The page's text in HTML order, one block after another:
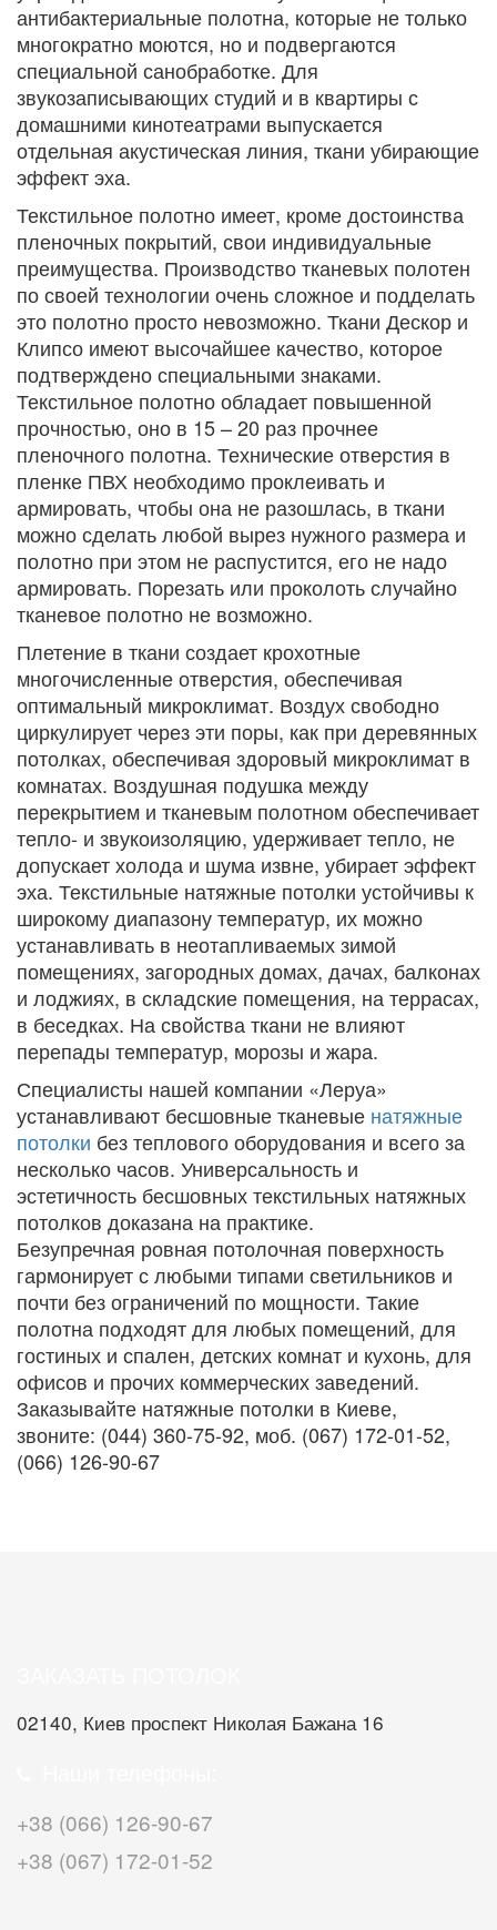
антибактериальные полотна, которые не только
многократно моются, но и подвергаются
специальной санобработке. Для
звукозаписывающих студий и в квартиры с
домашними кинотеатрами выпускается
отдельная акустическая линия, ткани убирающие
эффект эха.
Текстильное полотно имеет, кроме достоинства
пленочных покрытий, свои индивидуальные
преимущества. Производство тканевых полотен
по своей технологии очень сложное и подделать
это полотно просто невозможно. Ткани Дескор и
Клипсо имеют высочайшее качество, которое
подтверждено специальными знаками.
Текстильное полотно обладает повышенной
прочностью, оно в 15 – 20 раз прочнее
пленочного полотна. Технические отверстия в
пленке ПВХ необходимо проклеивать и
армировать, чтобы она не разошлась, в ткани
можно сделать любой вырез нужного размера и
полотно при этом не распустится, его не надо
армировать. Порезать или проколоть случайно
тканевое полотно не возможно.
Плетение в ткани создает крохотные
многочисленные отверстия, обеспечивая
оптимальный микроклимат. Воздух свободно
циркулирует через эти поры, как при деревянных
потолках, обеспечивая здоровый микроклимат в
комнатах. Воздушная подушка между
перекрытием и тканевым полотном обеспечивает
тепло- и звукоизоляцию, удерживает тепло, не
допускает холода и шума извне, убирает эффект
эха. Текстильные натяжные потолки устойчивы к
широкому диапазону температур, их можно
устанавливать в неотапливаемых зимой
помещениях, загородных домах, дачах, балконах
и лоджиях, в складские помещения, на террасах,
в беседках. На свойства ткани не влияют
перепады температур, морозы и жара.
Специалисты нашей компании «Леруа»
устанавливают бесшовные тканевые натяжные
потолки без теплового оборудования и всего за
несколько часов. Универсальность и
эстетичность бесшовных текстильных натяжных
потолков доказана на практике.
Безупречная ровная потолочная поверхность
гармонирует с любыми типами светильников и
почти без ограничений по мощности. Такие
полотна подходят для любых помещений, для
гостиных и спален, детских комнат и кухонь, для
офисов и прочих коммерческих заведений.
Заказывайте натяжные потолки в Киеве,
звоните: (044) 360-75-92, моб. (067) 172-01-52,
(066) 126-90-67
02140, Киев проспект Николая Бажана 16
+38 (066) 126-90-67
+38 (067) 172-01-52